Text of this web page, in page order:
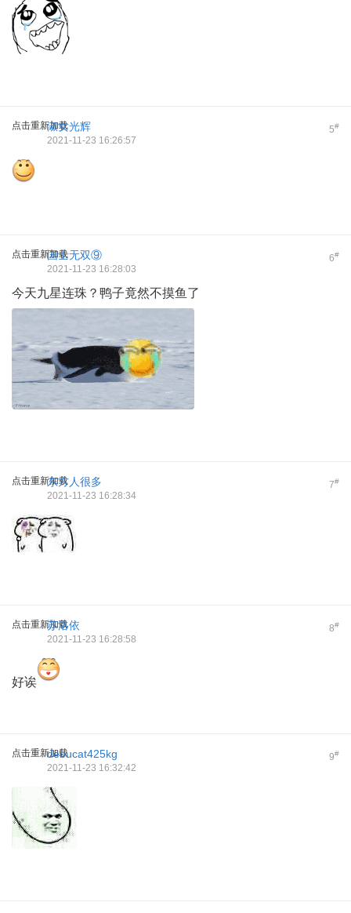
点击重新加载 5#
淑女光辉
2021-11-23 16:26:57
点击重新加载 6#
国士无双⑨
2021-11-23 16:28:03
今天九星连珠？鸭子竟然不摸鱼了
点击重新加载 7#
东方人很多
2021-11-23 16:28:34
点击重新加载 8#
苏洛依
2021-11-23 16:28:58
好诶
点击重新加载 9#
debucat425kg
2021-11-23 16:32:42